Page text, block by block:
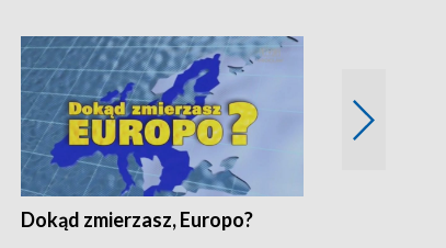
Dokąd zmierzasz, Europo?